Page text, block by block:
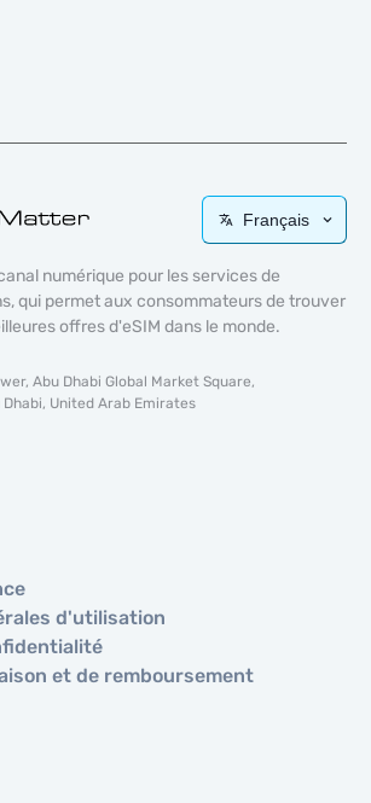
Français
numérique pour les services de
qui permet aux consommateurs de trouver
offres d'eSIM dans le monde.
Abu Dhabi Global Market Square,
United Arab Emirates
d'utilisation
et de remboursement